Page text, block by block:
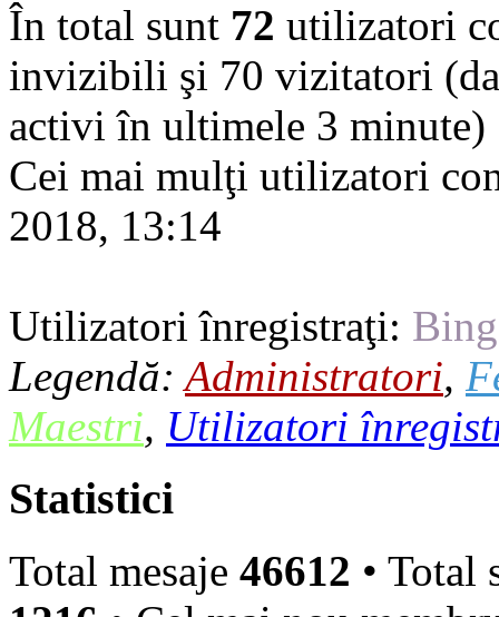
În total sunt 72 utilizatori
invizibili şi 70 vizitatori
activi în ultimele 3 minute)
Cei mai mulţi utilizatori
2018, 13:14
Utilizatori înregistraţi:
Legendă:Administratori,
Maestri, Utilizatori
Statistici
Total mesaje 46612 • Total